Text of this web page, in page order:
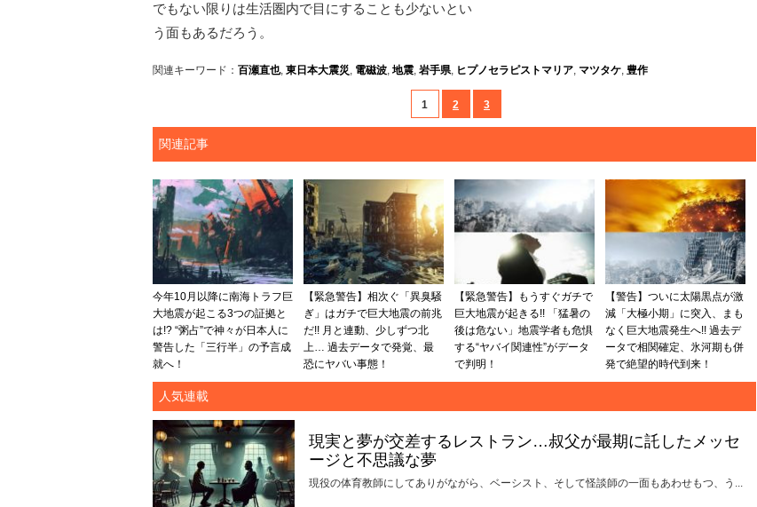
でもない限りは生活圏内で目にすることも少ないとい
う面もあるだろう。
関連キーワード： 百瀬直也, 東日本大震災, 電磁波, 地震, 岩手県, ヒプノセラピストマリア, マツタケ, 豊作
1 2 3
関連記事
今年10月以降に南海トラフ巨
大地震が起こる3つの証拠と
は!? “粥占”で神々が日本人に
警告した「三行半」の予言成
就へ！
【緊急警告】相次ぐ「異臭騒
ぎ」はガチで巨大地震の前兆
だ!! 月と連動、少しずつ北
上… 過去データで発覚、最
恐にヤバい事態！
【緊急警告】もうすぐガチで
巨大地震が起きる!! 「猛暑の
後は危ない」地震学者も危惧
する“ヤバイ関連性”がデータ
で判明！
【警告】ついに太陽黒点が激
減「大極小期」に突入、まも
なく巨大地震発生へ!! 過去デ
ータで相関確定、氷河期も併
発で絶望的時代到来！
人気連載
現実と夢が交差するレストラン…叔父が最期に託したメッセ
ージと不思議な夢
現役の体育教師にしてありがながら、ベーシスト、そして怪談師の一面もあわせもつ、う...